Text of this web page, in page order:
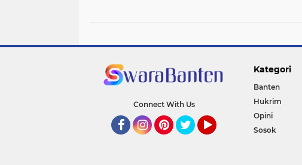
Connect With Us
Kategori
Banten
Hukrim
Opini
Sosok